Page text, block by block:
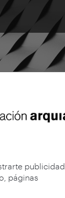
publicidad
páginas